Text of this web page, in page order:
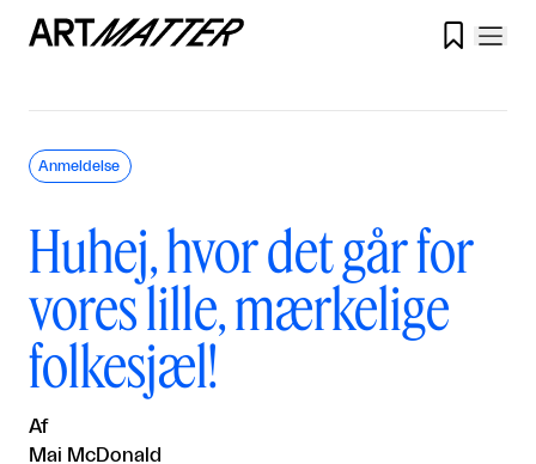

Huhej, hvor det går for
vores lille, mærkelige
folkesjæl!
Af
Mai McDonald
Anmeldelse